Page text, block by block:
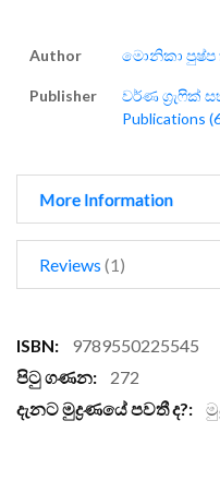
Author මොනිකා පුෂ්ප
Publisher
වර්ණ ග්‍රැෆික්
Publications
More Information
Reviews 1
More
Information
9789550225545
272